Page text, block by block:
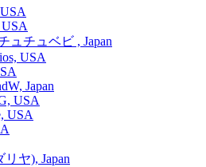
ュチュベビ , Japan
USA
Japan
USA
USA
リヤ), Japan